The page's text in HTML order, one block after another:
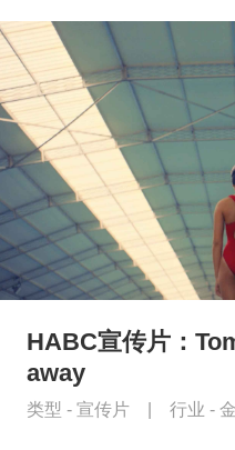
HABC宣传片：
away
类型 - 宣传片 行业 -